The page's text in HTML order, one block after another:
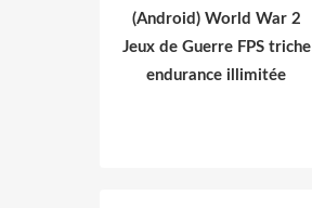
(Android) World War 2
Jeux de Guerre FPS triche
endurance illimitée